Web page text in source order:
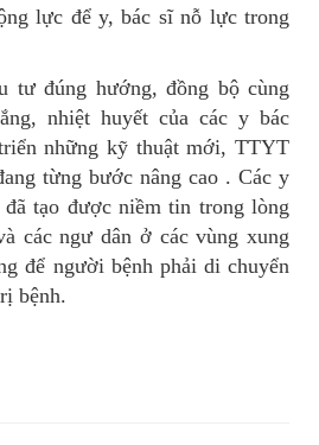
lực để y, bác sĩ nỗ lực trong
tư đúng hướng, đồng bộ cùng
nhiệt huyết của các y bác
những kỹ thuật mới, TTYT
từng bước nâng cao . Các y
tạo được niềm tin trong lòng
các ngư dân ở các vùng xung
để người bệnh phải di chuyển
bệnh.